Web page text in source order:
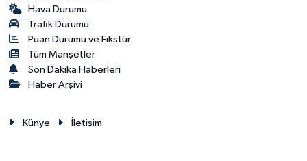
Hava Durumu
Trafik Durumu
Puan Durumu ve Fikstür
Tüm Manşetler
Son Dakika Haberleri
Haber Arşivi
Künye İletişim